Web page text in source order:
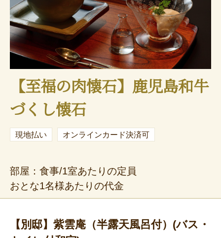
【至福の肉懐石】鹿児島和牛
づくし懐石
現地払い オンラインカード決済可
部屋：食事/1室あたりの定員
おとな1名様あたりの代金
【別邸】紫雲庵（半露天風呂付）(バス・